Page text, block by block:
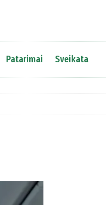
Patarimai Sveikata